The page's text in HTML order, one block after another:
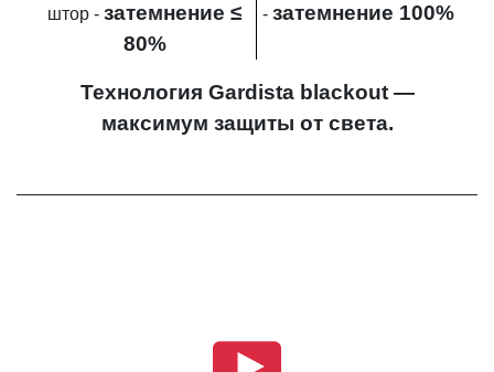
штор -затемнение ≤
80%
-затемнение 100%
Технология Gardista blackout —
максимум защиты от света.